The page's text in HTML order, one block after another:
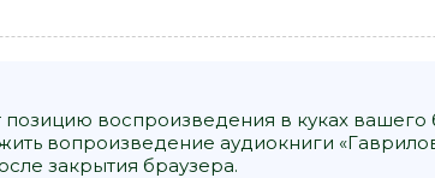
воспроизведения в куках
вопроизведение аудиокниги
закрытия браузера.